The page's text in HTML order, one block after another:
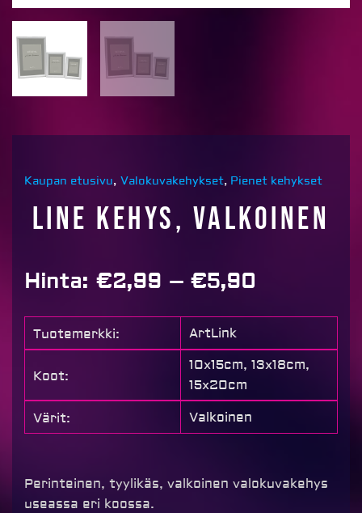
Kaupan etusivu, Valokuvakehykset, Pienet kehykset
Line kehys, VALKOINEN
Hinta: €2,99 – €5,90
€2,99
€5,90
Tuotemerkki: ArtLink
Koot:
10x15cm, 13x18cm,
15x20cm
Värit: Valkoinen
Perinteinen, tyylikäs, valkoinen valokuvakehys
useassa eri koossa.